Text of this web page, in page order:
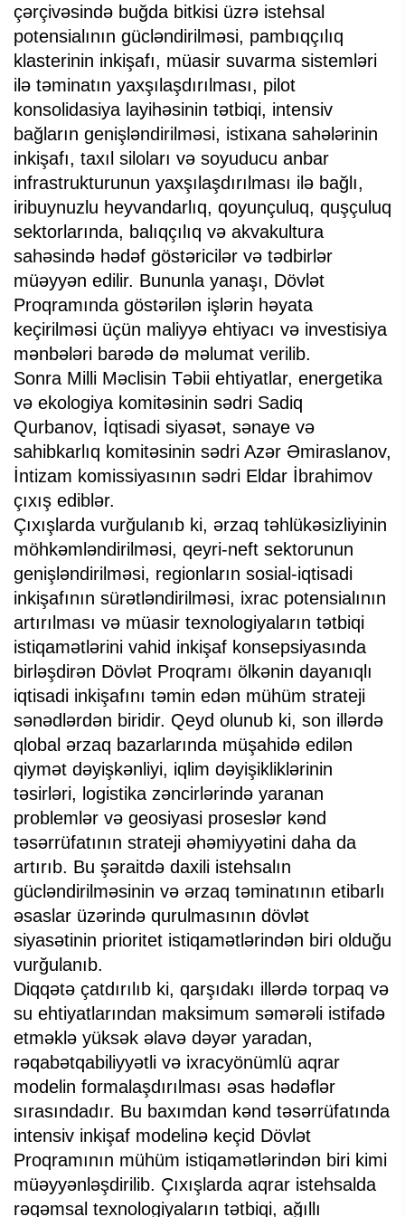
çərçivəsində buğda bitkisi üzrə istehsal
potensialının gücləndirilməsi, pambıqçılıq
klasterinin inkişafı, müasir suvarma sistemləri
ilə təminatın yaxşılaşdırılması, pilot
konsolidasiya layihəsinin tətbiqi, intensiv
bağların genişləndirilməsi, istixana sahələrinin
inkişafı, taxıl siloları və soyuducu anbar
infrastrukturunun yaxşılaşdırılması ilə bağlı,
iribuynuzlu heyvandarlıq, qoyunçuluq, quşçuluq
sektorlarında, balıqçılıq və akvakultura
sahəsində hədəf göstəricilər və tədbirlər
müəyyən edilir. Bununla yanaşı, Dövlət
Proqramında göstərilən işlərin həyata
keçirilməsi üçün maliyyə ehtiyacı və investisiya
mənbələri barədə də məlumat verilib.
Sonra Milli Məclisin Təbii ehtiyatlar, energetika
və ekologiya komitəsinin sədri Sadiq
Qurbanov, İqtisadi siyasət, sənaye və
sahibkarlıq komitəsinin sədri Azər Əmiraslanov,
İntizam komissiyasının sədri Eldar İbrahimov
çıxış ediblər.
Çıxışlarda vurğulanıb ki, ərzaq təhlükəsizliyinin
möhkəmləndirilməsi, qeyri-neft sektorunun
genişləndirilməsi, regionların sosial-iqtisadi
inkişafının sürətləndirilməsi, ixrac potensialının
artırılması və müasir texnologiyaların tətbiqi
istiqamətlərini vahid inkişaf konsepsiyasında
birləşdirən Dövlət Proqramı ölkənin dayanıqlı
iqtisadi inkişafını təmin edən mühüm strateji
sənədlərdən biridir. Qeyd olunub ki, son illərdə
qlobal ərzaq bazarlarında müşahidə edilən
qiymət dəyişkənliyi, iqlim dəyişikliklərinin
təsirləri, logistika zəncirlərində yaranan
problemlər və geosiyasi proseslər kənd
təsərrüfatının strateji əhəmiyyətini daha da
artırıb. Bu şəraitdə daxili istehsalın
gücləndirilməsinin və ərzaq təminatının etibarlı
əsaslar üzərində qurulmasının dövlət
siyasətinin prioritet istiqamətlərindən biri olduğu
vurğulanıb.
Diqqətə çatdırılıb ki, qarşıdakı illərdə torpaq və
su ehtiyatlarından maksimum səmərəli istifadə
etməklə yüksək əlavə dəyər yaradan,
rəqabətqabiliyyətli və ixracyönümlü aqrar
modelin formalaşdırılması əsas hədəflər
sırasındadır. Bu baxımdan kənd təsərrüfatında
intensiv inkişaf modelinə keçid Dövlət
Proqramının mühüm istiqamətlərindən biri kimi
müəyyənləşdirilib. Çıxışlarda aqrar istehsalda
rəqəmsal texnologiyaların tətbiqi, ağıllı